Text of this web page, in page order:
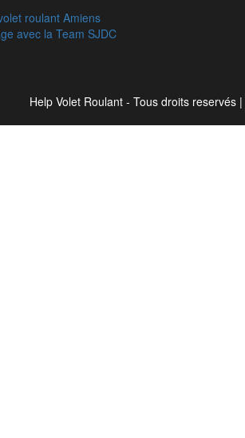
roulant Amiens
avec la Team SJDC
Help Volet Roulant - Tous droits reservés |